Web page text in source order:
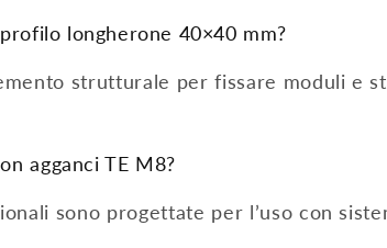
longherone 40×40 mm?
strutturale per fissare moduli e
agganci TE M8?
sono progettate per l’uso con